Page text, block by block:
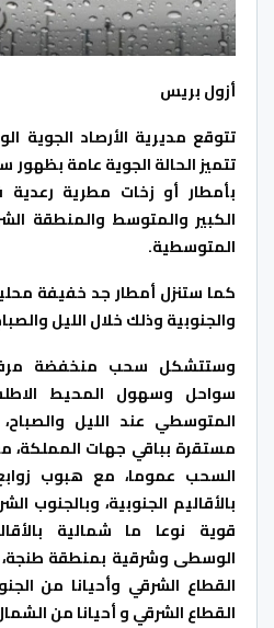
أزول بريس
تتوقع مديرية الأرصاد الجوية
تتميز الحالة الجوية عامة
بأمطار أو زخات مطرية
الكبير والمتوسط والمنطقة
المتوسطية.
كما ستنزل أمطار جد خفيفة
والجنوبية وذلك خلال الليل
وستتشكل سحب منخفضة
سواحل وسهول المحيط
المتوسطي عند الليل
مستقرة بباقي جهات المملكة،
السحب عموما، مع هبوب
بالأقاليم الجنوبية، وبالجنوب
قوية نوعا ما شمالية
الوسطى وشرقية بمنطقة
القطاع الشرقي وأحيانا من
القطاع الشرقي و أحيانا من